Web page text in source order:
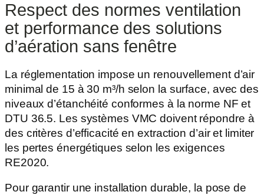
Respect des normes ventilation
et performance des solutions
d’aération sans fenêtre
La réglementation impose un renouvellement d’air
minimal de 15 à 30 m³/h selon la surface, avec des
niveaux d’étanchéité conformes à la norme NF et
DTU 36.5. Les systèmes VMC doivent répondre à
des critères d’efficacité en extraction d’air et limiter
les pertes énergétiques selon les exigences
RE2020.
Pour garantir une installation durable, la pose de